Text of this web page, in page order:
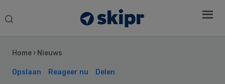
Search
Home › Nieuws
Opslaan Reageer nu Delen
Sidebar